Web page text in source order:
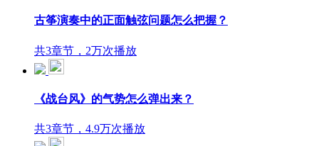
古筝演奏中的正面触弦问题怎么把握？
共3章节，2万次播放
《战台风》的气势怎么弹出来？
共3章节，4.9万次播放